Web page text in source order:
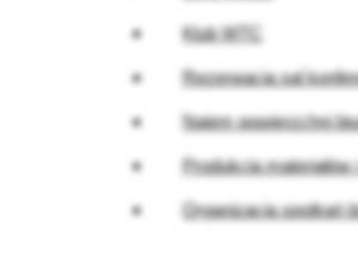
Klub WTC
Rezerwacja sal
Najem powierzchni
Produkcja
Organizacja spotkań